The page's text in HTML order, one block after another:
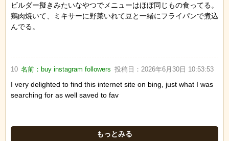
ビルダー擬きみたいなやつでメニューはほぼ同じもの食ってる。
鶏肉焼いて、ミキサーに野菜いれて豆と一緒にフライパンで煮込
んでる。
10 名前： buy instagram followers 投稿日： 2026年6月30日 10:53:53
I very delighted to find this internet site on bing, just what I was
searching for as well saved to fav
もっとみる